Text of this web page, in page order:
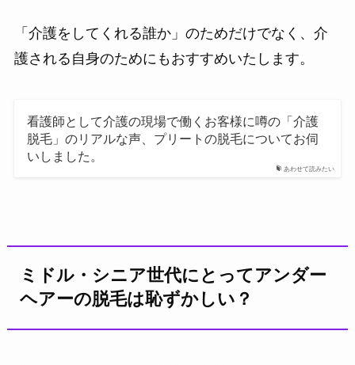
「介護をしてくれる誰か」のためだけでなく、介
護される自身のためにもおすすめいたします。
あわせて読みたい
看護師として介護の現場で働くお客様に噂の「介護
脱毛」のリアルな声、プリートの脱毛についてお伺
いしました。
ミドル・シニア世代にとってアンダー
ヘアーの脱毛は恥ずかしい？